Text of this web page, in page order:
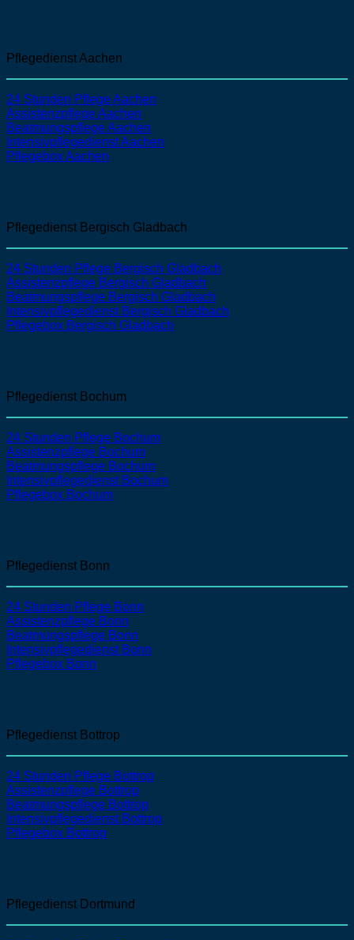
Pflegedienst Aachen
24 Stunden Pflege Aachen
AssistenzpflegeAachen
BeatmungspflegeAachen
IntensivpflegedienstAachen
Pflegebox Aachen
Pflegedienst Bergisch Gladbach
24 Stunden Pflege Bergisch Gladbach
Assistenzpflege Bergisch Gladbach
Beatmungspflege Bergisch Gladbach
Intensivpflegedienst Bergisch Gladbach
Pflegebox Bergisch Gladbach
Pflegedienst Bochum
24 Stunden Pflege Bochum
Assistenzpflege Bochum
Beatmungspflege Bochum
Intensivpflegedienst Bochum
Pflegebox Bochum
Pflegedienst Bonn
24 Stunden Pflege Bonn
Assistenzpflege Bonn
Beatmungspflege Bonn
Intensivpflegedienst Bonn
Pflegebox Bonn
Pflegedienst Bottrop
24 Stunden Pflege Bottrop
Assistenzpflege Bottrop
Beatmungspflege Bottrop
Intensivpflegedienst Bottrop
Pflegebox Bottrop
Pflegedienst Dortmund